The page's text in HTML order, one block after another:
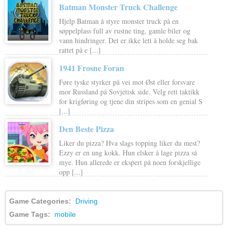
Batman Monster Truck Challenge
Hjelp Batman å styre monster truck på en
søppelplass full av rustne ting, gamle biler og
vann hindringer. Det er ikke lett å holde seg bak
rattet på e [...]
1941 Frosne Foran
Føre tyske styrker på vei mot Øst eller forsvare
mor Russland på Sovjetisk side. Velg rett taktikk
for krigføring og tjene din stripes som en genial S
[...]
Den Beste Pizza
Liker du pizza? Hva slags topping liker du mest?
Ezzy er en ung kokk. Hun elsker å lage pizza så
mye. Hun allerede er ekspert på noen forskjellige
opp [...]
Game Categories: Driving
Game Tags: mobile